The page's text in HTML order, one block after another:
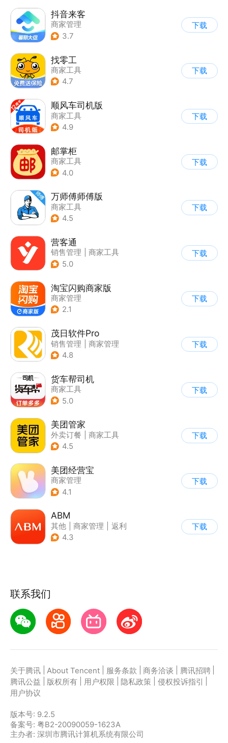
抖音来客
商家管理
3.7
下载
找零工
商家工具
4.7
下载
顺风车司机版
商家工具
4.9
下载
邮掌柜
商家工具
4.0
下载
万师傅师傅版
商家工具
4.5
下载
营客通
销售管理
商家工具
5.0
下载
淘宝闪购商家版
商家管理
2.1
下载
茂日软件Pro
销售管理
商家管理
4.8
下载
货车帮司机
商家工具
5.0
下载
美团管家
外卖订餐
商家工具
4.5
下载
美团经营宝
商家管理
4.1
下载
ABM
其他 商家管理
返利
| 海淘
4.3
下载
联系我们
关于腾讯 About Tencent 服务条款 商务洽谈 腾讯招聘
腾讯公益
版权所有 用户权限 隐私政策 侵权投诉指引
用户协议
版本号: 9.2.5
备案号: 粤B2-20090059-1623A
主办者: 深圳市腾讯计算机系统有限公司